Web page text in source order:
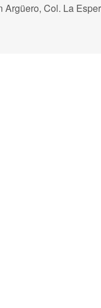
Argüero, Col. La